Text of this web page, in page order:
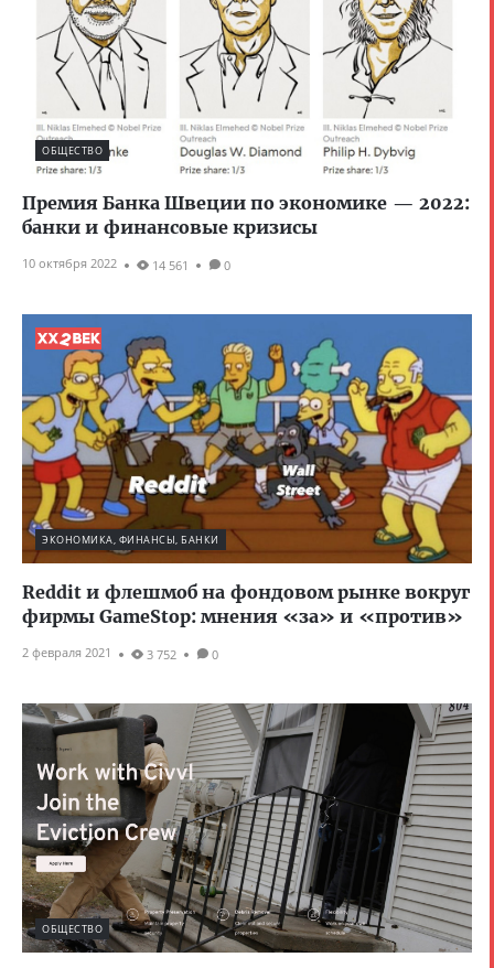
ОБЩЕСТВО
Премия Банка Швеции по экономике — 2022:
банки и финансовые кризисы
10 октября 2022 14 561 0
ЭКОНОМИКА, ФИНАНСЫ, БАНКИ
Reddit и флешмоб на фондовом рынке вокруг
фирмы GameStop: мнения «за» и «против»
2 февраля 2021 3 752 0
ОБЩЕСТВО